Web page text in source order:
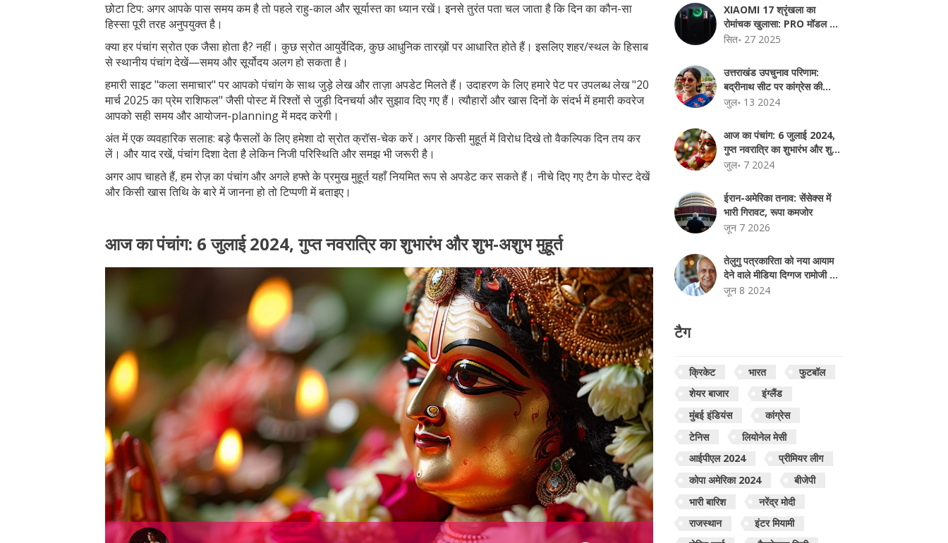
छोटा टिप: अगर आपके पास समय कम है तो पहले राहु-काल और सूर्यास्त का ध्यान रखें। इनसे तुरंत पता चल जाता है कि दिन का कौन-सा
हिस्सा पूरी तरह अनुपयुक्त है।
क्या हर पंचांग स्रोत एक जैसा होता है? नहीं। कुछ स्रोत आयुर्वेदिक, कुछ आधुनिक तारख़ों पर आधारित होते हैं। इसलिए शहर/स्थल के हिसाब
से स्थानीय पंचांग देखें—समय और सूर्योदय अलग हो सकता है।
हमारी साइट "कला समाचार" पर आपको पंचांग के साथ जुड़े लेख और ताज़ा अपडेट मिलते हैं। उदाहरण के लिए हमारे पेट पर उपलब्ध लेख "20
मार्च 2025 का प्रेम राशिफल" जैसी पोस्ट में रिश्तों से जुड़ी दिनचर्या और सुझाव दिए गए हैं। त्यौहारों और खास दिनों के संदर्भ में हमारी कवरेज
आपको सही समय और आयोजन-planning में मदद करेगी।
अंत में एक व्यवहारिक सलाह: बड़े फैसलों के लिए हमेशा दो स्रोत क्रॉस-चेक करें। अगर किसी मुहूर्त में विरोध दिखे तो वैकल्पिक दिन तय कर
लें। और याद रखें, पंचांग दिशा देता है लेकिन निजी परिस्थिति और समझ भी जरूरी है।
अगर आप चाहते हैं, हम रोज़ का पंचांग और अगले हफ्ते के प्रमुख मुहूर्त यहाँ नियमित रूप से अपडेट कर सकते हैं। नीचे दिए गए टैग के पोस्ट देखें
और किसी खास तिथि के बारे में जानना हो तो टिप्पणी में बताइए।
आज का पंचांग: 6 जुलाई 2024, गुप्त नवरात्रि का शुभारंभ और शुभ-अशुभ मुहूर्त
XIAOMI 17 श्रृंखला का
रोमांचक खुलासा: PRO मॉडल की
अद्भुत तकनीक
सित॰ 27 2025
उत्तराखंड उपचुनाव परिणाम:
बद्रीनाथ सीट पर कांग्रेस की
बढ़त, बीजेपी को झटका
जुल॰ 13 2024
आज का पंचांग: 6 जुलाई 2024,
गुप्त नवरात्रि का शुभारंभ और शुभ-
अशुभ मुहूर्त
जुल॰ 7 2024
ईरान-अमेरिका तनाव: सेंसेक्स में
भारी गिरावट, रूपा कमजोर
जून 7 2026
तेलुगु पत्रकारिता को नया आयाम
देने वाले मीडिया दिग्गज रामोजी राव
का 88 वर्ष की आयु में निधन
जून 8 2024
टैग
क्रिकेट भारत
फुटबॉल
शेयर बाजार
इंग्लैंड
मुंबई इंडियंस
कांग्रेस
टेनिस
लियोनेल मेसी
आईपीएल 2024
प्रीमियर लीग
कोपा अमेरिका 2024
बीजेपी
भारी बारिश
नरेंद्र मोदी
राजस्थान
इंटर मियामी